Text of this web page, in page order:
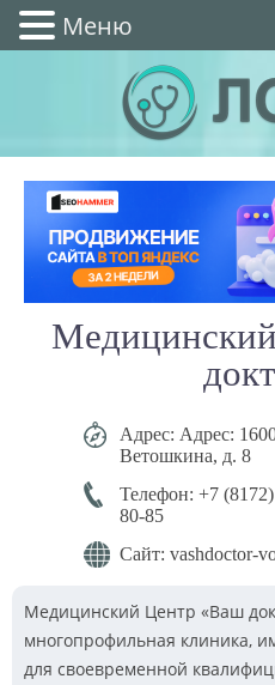
Адрес: Адрес:
Ветошкина, д. 8
Телефон: +7
80-85
Сайт: vashdoctor-
Медицинский Центр «Ваш
многопрофильная клиника,
для своевременной
Меню